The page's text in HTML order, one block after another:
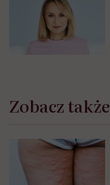
Zobacz także